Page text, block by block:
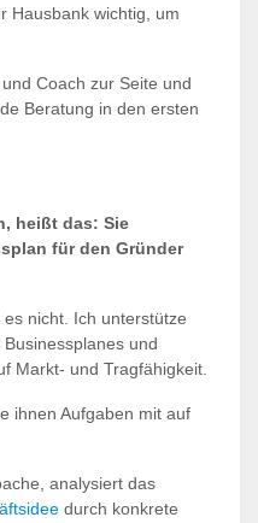
Hausbank wichtig, um
Coach zur Seite und
Beratung in den ersten
heißt das: Sie
für den Gründer
nicht. Ich unterstütze
und
Markt- und Tragfähigkeit.
ihnen Aufgaben mit auf
analysiert das
durch konkrete